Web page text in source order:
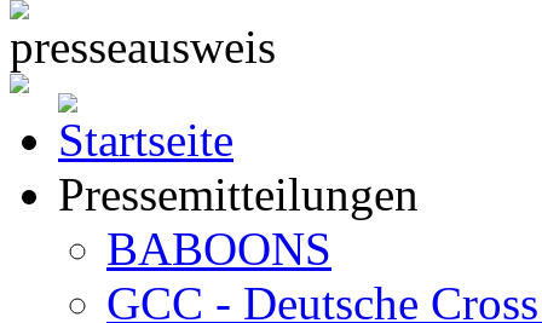
Pressemitteilungen
BABOONS
GCC - Deutsche